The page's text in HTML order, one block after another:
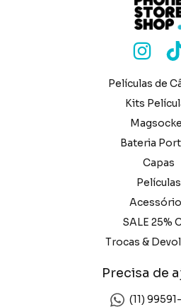
Películas de
Kits
Bateria
Capas
Películas
SALE 25%
Trocas &
Precisa de
(11)